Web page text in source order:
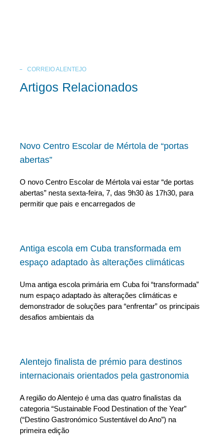
CORREIO ALENTEJO
Artigos Relacionados
Novo Centro Escolar de Mértola de “portas
abertas”
O novo Centro Escolar de Mértola vai estar “de portas
abertas” nesta sexta-feira, 7, das 9h30 às 17h30, para
permitir que pais e encarregados de
Antiga escola em Cuba transformada em
espaço adaptado às alterações climáticas
Uma antiga escola primária em Cuba foi “transformada”
num espaço adaptado às alterações climáticas e
demonstrador de soluções para “enfrentar” os principais
desafios ambientais da
Alentejo finalista de prémio para destinos
internacionais orientados pela gastronomia
A região do Alentejo é uma das quatro finalistas da
categoria “Sustainable Food Destination of the Year”
(“Destino Gastronómico Sustentável do Ano”) na
primeira edição